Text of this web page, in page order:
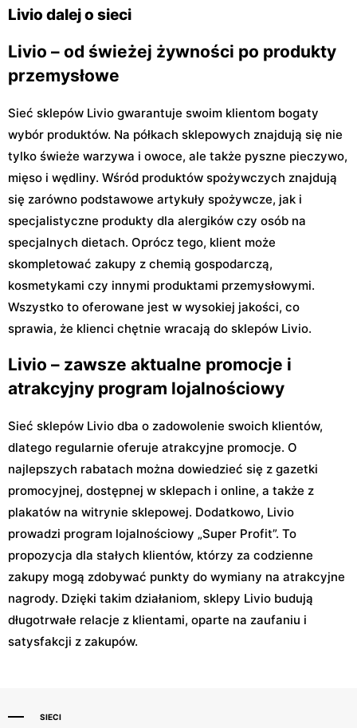
Livio dalej o sieci
Livio – od świeżej żywności po produkty
przemysłowe
Sieć sklepów Livio gwarantuje swoim klientom bogaty
wybór produktów. Na półkach sklepowych znajdują się nie
tylko świeże warzywa i owoce, ale także pyszne pieczywo,
mięso i wędliny. Wśród produktów spożywczych znajdują
się zarówno podstawowe artykuły spożywcze, jak i
specjalistyczne produkty dla alergików czy osób na
specjalnych dietach. Oprócz tego, klient może
skompletować zakupy z chemią gospodarczą,
kosmetykami czy innymi produktami przemysłowymi.
Wszystko to oferowane jest w wysokiej jakości, co
sprawia, że klienci chętnie wracają do sklepów Livio.
Livio – zawsze aktualne promocje i
atrakcyjny program lojalnościowy
Sieć sklepów Livio dba o zadowolenie swoich klientów,
dlatego regularnie oferuje atrakcyjne promocje. O
najlepszych rabatach można dowiedzieć się z gazetki
promocyjnej, dostępnej w sklepach i online, a także z
plakatów na witrynie sklepowej. Dodatkowo, Livio
prowadzi program lojalnościowy „Super Profit”. To
propozycja dla stałych klientów, którzy za codzienne
zakupy mogą zdobywać punkty do wymiany na atrakcyjne
nagrody. Dzięki takim działaniom, sklepy Livio budują
długotrwałe relacje z klientami, oparte na zaufaniu i
satysfakcji z zakupów.
SIECI